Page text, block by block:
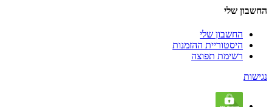
החשבון שלי
החשבון שלי
היסטוריית ההזמנות
רשימת תפוצה
נגישות